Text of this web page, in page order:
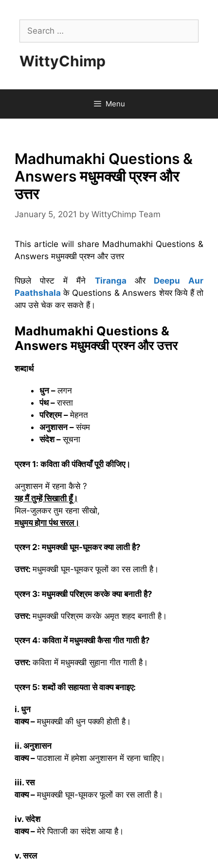
contentSearch
for:
WittyChimp
Menu
Madhumakhi Questions &
Answers मधुमक्खी प्रश्न और
उत्तर
January 5, 2021 by WittyChimp Team
This article will share Madhumakhi Questions &
Answers मधुमक्खी प्रश्न और उत्तर
पिछले पोस्ट में मैंने Tiranga और
Deepu Aur
Paathshala के Questions & Answers शेयर किये हैं तो
आप उसे चेक कर सकते हैं।
Madhumakhi Questions &
Answers मधुमक्खी प्रश्न और उत्तर
शब्दार्थ
धुन – लगन
पंथ – रास्ता
परिश्रम – मेहनत
अनुशासन – संयम
संदेश – सूचना
प्रश्न1:कविता की पंक्तियाँ पूरी कीजिए।
अनुशासन में रहना कैसे ?
यह मैं तुम्हें सिखाती हूँ।
मिल-जुलकर तुम रहना सीखो,
मधुमय होगा पंथ सरल।
प्रश्न 2: मधुमक्खी घूम-घूमकर क्या लाती है?
उत्तर: मधुमक्खी घूम-घूमकर फूलों का रस लाती है।
प्रश्न 3: मधुमक्खी परिश्रम करके क्या बनाती है?
उत्तर: मधुमक्खी परिश्रम करके अमृत शहद बनाती है।
प्रश्न 4: कविता में मधुमक्खी कैसा गीत गाती है?
उत्तर: कविता में मधुमक्खी सुहाना गीत गाती है।
प्रश्न 5: शब्दों की सहायता से वाक्य बनाइए:
i. धुन
वाक्य –मधुमक्खी की धुन पक्की होती है।
ii. अनुशासन
वाक्य –पाठशाला में हमेशा अनुशासन में रहना चाहिए।
iii. रस
वाक्य –मधुमक्खी घूम-घूमकर फूलों का रस लाती है।
iv. संदेश
वाक्य –मेरे पिताजी का संदेश आया है।
v. सरल